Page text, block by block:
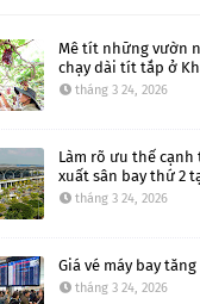
Mê tít những vườn
chạy dài tít tắp ở
tháng 3 24, 2026
Làm rõ ưu thế
xuất sân bay thứ 2
tháng 3 24, 2026
Giá vé máy bay tăng
tháng 3 24, 2026